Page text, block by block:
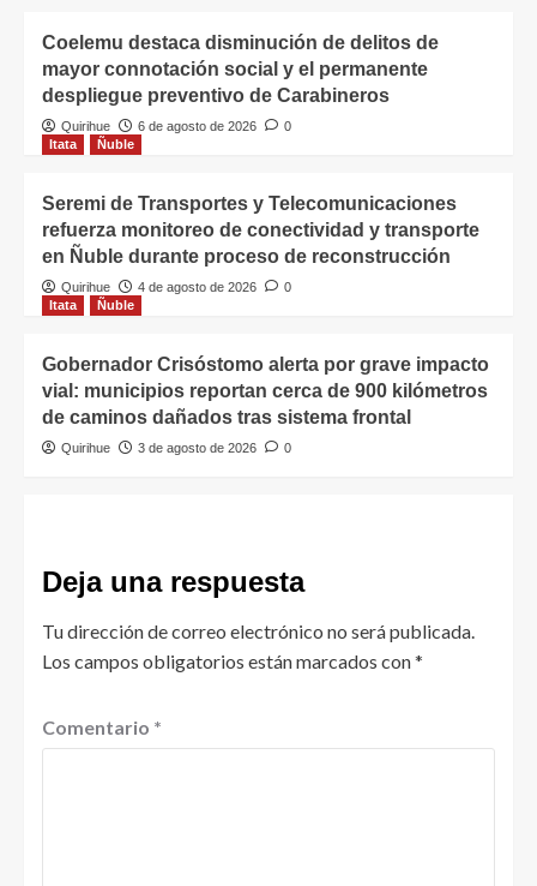
Coelemu destaca disminución de delitos de
mayor connotación social y el permanente
despliegue preventivo de Carabineros
Quirihue 6 de agosto de 2026
0
Itata
Ñuble
Seremi de Transportes y Telecomunicaciones
refuerza monitoreo de conectividad y transporte
en Ñuble durante proceso de reconstrucción
Quirihue 4 de agosto de 2026
0
Itata
Ñuble
Gobernador Crisóstomo alerta por grave impacto
vial: municipios reportan cerca de 900 kilómetros
de caminos dañados tras sistema frontal
Quirihue 3 de agosto de 2026 0
Deja una respuesta
Tu dirección de correo electrónico no será publicada.
Los campos obligatorios están marcados con*
Comentario *